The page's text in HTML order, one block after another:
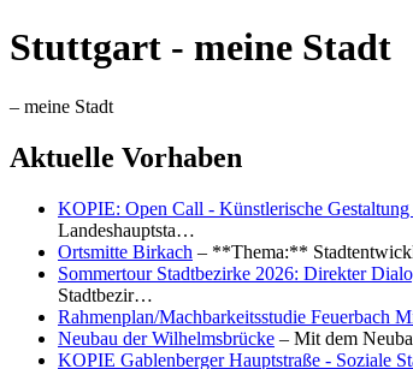
Stuttgart - meine Stadt
– meine Stadt
Aktuelle Vorhaben
KOPIE: Open Call - Künstlerische
Landeshauptsta…
Ortsmitte Birkach – **Thema:**
Sommertour Stadtbezirke 2026: Direkter
Stadtbezir…
Rahmenplan/Machbarkeitsstudie Feuerbach
Neubau der Wilhelmsbrücke – Mit dem
KOPIE Gablenberger Hauptstraße - Soziale